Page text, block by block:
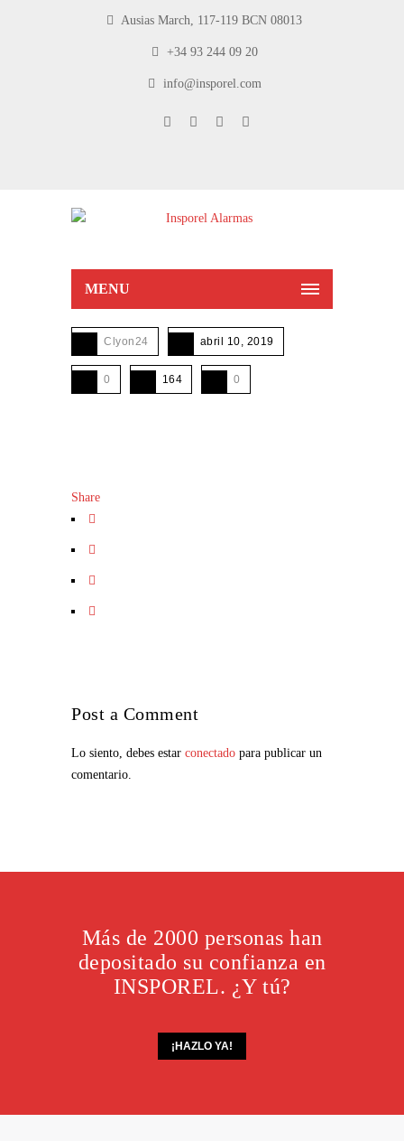
Ausias March, 117-119 BCN 08013
+34 93 244 09 20
info@insporel.com
MENU
Clyon24 abril 10, 2019
0 164 0
Share
Post a Comment
Lo siento, debes estar conectado para publicar un
comentario.
Más de 2000 personas han
depositado su confianza en
INSPOREL. ¿Y tú?
¡HAZLO YA!